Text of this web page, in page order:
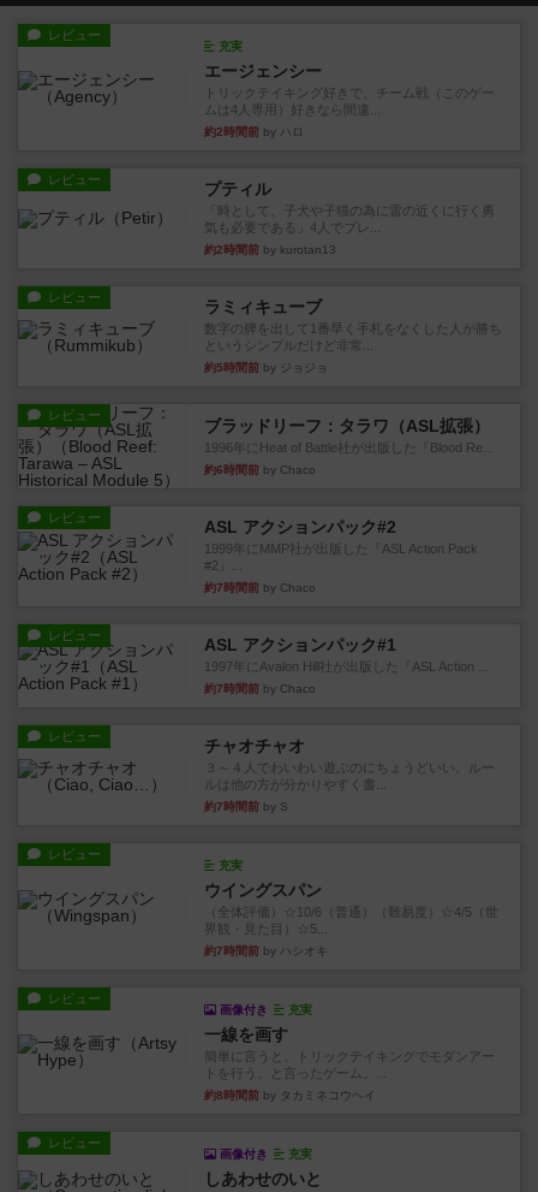
レビュー
充実
エージェンシー
トリックテイキング好きで、チーム戦（このゲー
ムは4人専用）好きなら間違...
約2時間前 by ハロ
レビュー プティル
「時として、子犬や子猫の為に雷の近くに行く勇
気も必要である」4人でプレ...
約2時間前 by kurotan13
レビュー ラミィキューブ
数字の牌を出して1番早く手札をなくした人が勝ち
というシンプルだけど非常...
約5時間前 by ジョジョ
レビュー
ブラッドリーフ：タラワ（ASL拡張）
1996年にHeat of Battle社が出版した『Blood Re...
約6時間前 by Chaco
レビュー ASL アクションパック#2
1999年にMMP社が出版した『ASL Action Pack
#2』...
約7時間前 by Chaco
レビュー ASL アクションパック#1
1997年にAvalon Hill社が出版した『ASL Action ...
約7時間前 by Chaco
レビュー チャオチャオ
３～４人でわいわい遊ぶのにちょうどいい。ルー
ルは他の方が分かりやすく書...
約7時間前 by S
レビュー
充実
ウイングスパン
（全体評価）☆10/6（普通）（難易度）☆4/5（世
界観・見た目）☆5...
約7時間前 by ハシオキ
レビュー
画像付き 充実
一線を画す
簡単に言うと、トリックテイキングでモダンアー
トを行う、と言ったゲーム。...
約8時間前 by タカミネコウヘイ
レビュー
画像付き 充実
しあわせのいと